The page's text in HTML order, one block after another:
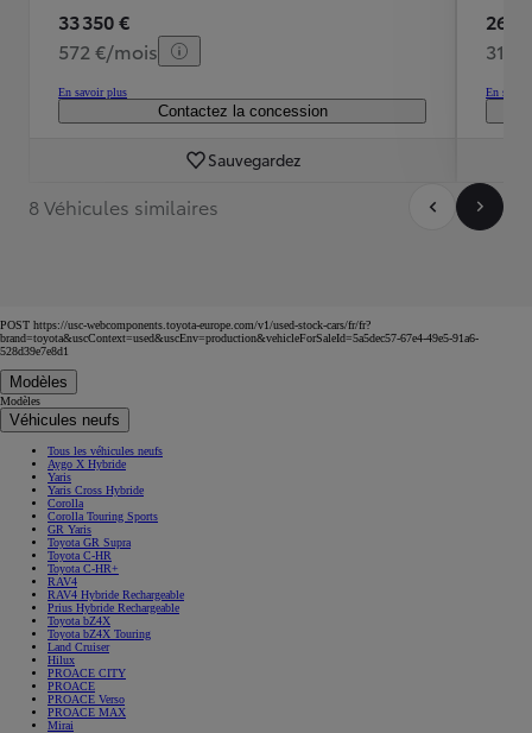
33 350 €
572 €/mois
En savoir plus
Contactez la concession
Sauvegardez
26
311
En
8 Véhicules similaires
POST https://usc-webcomponents.toyota-europe.com/v1/used-stock-cars/fr/fr?
brand=toyota&uscContext=used&uscEnv=production&vehicleForSaleId=5a5dec57-67e4-49e5-91a6-
528d39e7e8d1
Modèles
Modèles
Véhicules neufs
Tous les véhicules neufs
Aygo X Hybride
Yaris
Yaris Cross Hybride
Corolla
Corolla Touring Sports
GR Yaris
Toyota GR Supra
Toyota C-HR
Toyota C-HR+
RAV4
RAV4 Hybride Rechargeable
Prius Hybride Rechargeable
Toyota bZ4X
Toyota bZ4X Touring
Land Cruiser
Hilux
PROACE CITY
PROACE
PROACE Verso
PROACE MAX
Mirai